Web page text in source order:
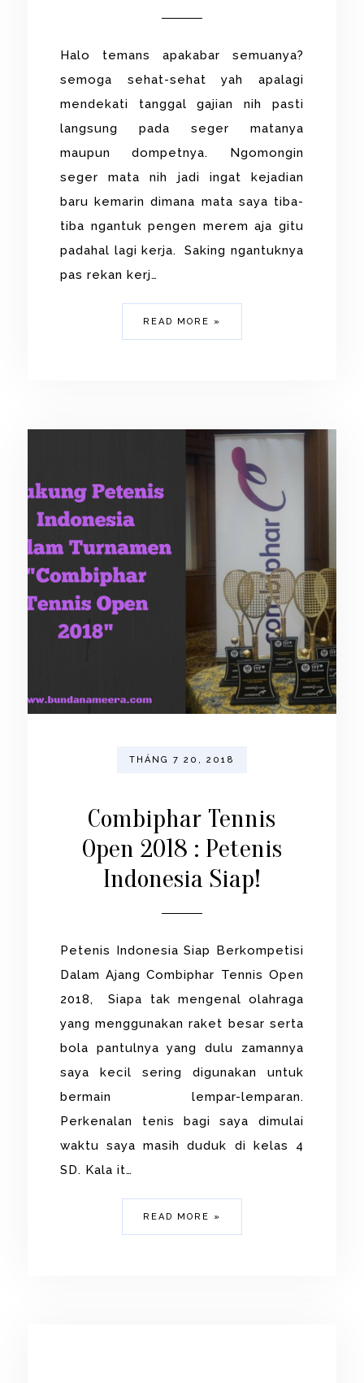
Halo temans apakabar semuanya?
semoga sehat-sehat yah apalagi
mendekati tanggal gajian nih pasti
langsung pada seger matanya
maupun dompetnya. Ngomongin
seger mata nih jadi ingat kejadian
baru kemarin dimana mata saya tiba-
tiba ngantuk pengen merem aja gitu
padahal lagi kerja. Saking ngantuknya
pas rekan kerj…
READ MORE »
THÁNG 7 20, 2018
Combiphar Tennis
Open 2018 : Petenis
Indonesia Siap!
Petenis Indonesia Siap Berkompetisi
Dalam Ajang Combiphar Tennis Open
2018, Siapa tak mengenal olahraga
yang menggunakan raket besar serta
bola pantulnya yang dulu zamannya
saya kecil sering digunakan untuk
bermain lempar-lemparan.
Perkenalan tenis bagi saya dimulai
waktu saya masih duduk di kelas 4
SD. Kala it…
READ MORE »